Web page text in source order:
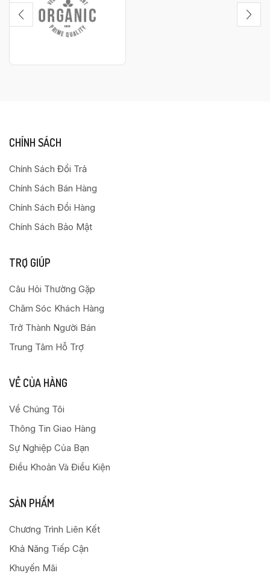
CHÍNH SÁCH
Chính Sách Đổi Trả
Chính Sách Bán Hàng
Chính Sách Đổi Hàng
Chính Sách Bảo Mật
TRỢ GIÚP
Câu Hỏi Thường Gặp
Chăm Sóc Khách Hàng
Trở Thành Người Bán
Trung Tâm Hỗ Trợ
VỀ CỦA HÀNG
Về Chúng Tôi
Thông Tin Giao Hàng
Sự Nghiệp Của Bạn
Điều Khoản Và Điều Kiện
SẢN PHẨM
Chương Trình Liên Kết
Khả Năng Tiếp Cận
Khuyến Mãi